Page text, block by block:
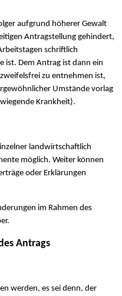
aufgrund höherer Gewalt
Antragstellung gehindert,
schriftlich
ist. Dem Antrag ist dann ein
zu entnehmen ist,
Umstände vorlag
Krankheit).
landwirtschaftlich
möglich. Weiter können
oder Erklärungen
im Rahmen des
Antrags
werden, es sei denn, der